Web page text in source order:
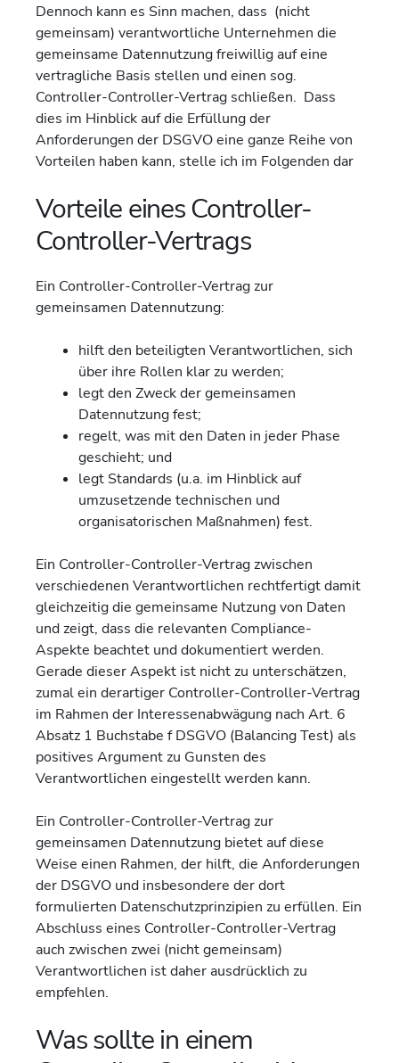
Dennoch kann es Sinn machen, dass (nicht
gemeinsam) verantwortliche Unternehmen die
gemeinsame Datennutzung freiwillig auf eine
vertragliche Basis stellen und einen sog.
Controller-Controller-Vertrag schließen. Dass
dies im Hinblick auf die Erfüllung der
Anforderungen der DSGVO eine ganze Reihe von
Vorteilen haben kann, stelle ich im Folgenden dar
Vorteile eines Controller-
Controller-Vertrags
Ein Controller-Controller-Vertrag zur
gemeinsamen Datennutzung:
hilft den beteiligten Verantwortlichen, sich
über ihre Rollen klar zu werden;
legt den Zweck der gemeinsamen
Datennutzung fest;
regelt, was mit den Daten in jeder Phase
geschieht; und
legt Standards (u.a. im Hinblick auf
umzusetzende technischen und
organisatorischen Maßnahmen) fest.
Ein Controller-Controller-Vertrag zwischen
verschiedenen Verantwortlichen rechtfertigt damit
gleichzeitig die gemeinsame Nutzung von Daten
und zeigt, dass die relevanten Compliance-
Aspekte beachtet und dokumentiert werden.
Gerade dieser Aspekt ist nicht zu unterschätzen,
zumal ein derartiger Controller-Controller-Vertrag
im Rahmen der Interessenabwägung nach Art. 6
Absatz 1 Buchstabe f DSGVO (Balancing Test) als
positives Argument zu Gunsten des
Verantwortlichen eingestellt werden kann.
Ein Controller-Controller-Vertrag zur
gemeinsamen Datennutzung bietet auf diese
Weise einen Rahmen, der hilft, die Anforderungen
der DSGVO und insbesondere der dort
formulierten Datenschutzprinzipien zu erfüllen. Ein
Abschluss eines Controller-Controller-Vertrag
auch zwischen zwei (nicht gemeinsam)
Verantwortlichen ist daher ausdrücklich zu
empfehlen.
Was sollte in einem